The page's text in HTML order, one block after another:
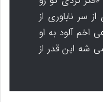
سر ناباوری از
اخم آلود به او
شه این قدر از